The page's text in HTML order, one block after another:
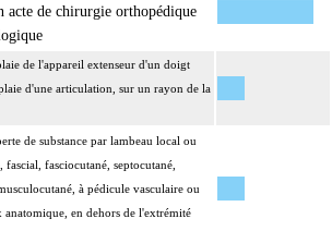
par arthrotomie inclut le nettoyage de l'articulation
d'une articulation [arthrolyse] inclut la capsulotomie
de tendon périarticulaire et la résection d'ostéophyte et
la réparation de l'appareil capsuloligamentaire par suture
de l'articulation [arthrorise] par matériel et/ou
rigide externe.
acte de chirurgie orthopédique
de l'appareil extenseur d'un doigt
d'une articulation, sur un rayon de la
de substance par lambeau local ou
fascial, fasciocutané, septocutané,
à pédicule vasculaire ou
anatomique, en dehors de l'extrémité